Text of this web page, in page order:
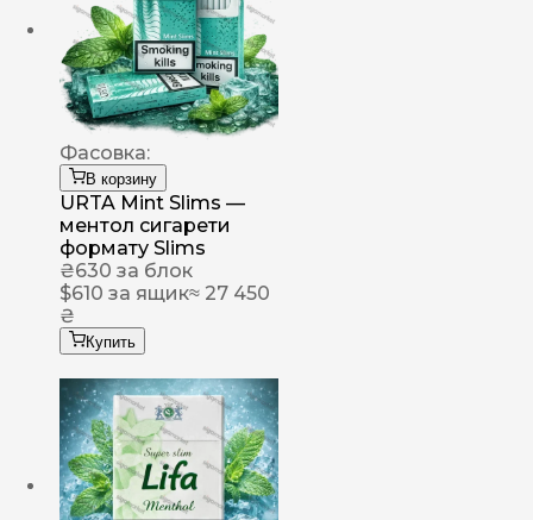
Фасовка:
В корзину
URTA Mint Slims —
ментол сигарети
формату Slims
₴630 за блок
$610 за ящик≈ 27 450
₴
Купить